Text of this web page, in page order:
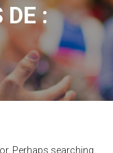
DE :
Perhaps searching